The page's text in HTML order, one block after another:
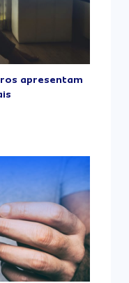
apresentam